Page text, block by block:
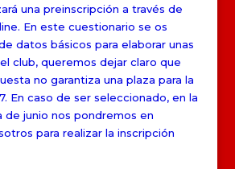
una preinscripción a través de
En este cuestionario se os
datos básicos para elaborar unas
club, queremos dejar claro que
no garantiza una plaza para la
En caso de ser seleccionado, en la
de junio nos pondremos en
para realizar la inscripción